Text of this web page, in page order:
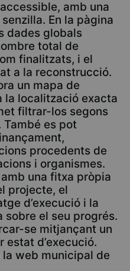
amb una
En la pàgina
dades globals
total de
finalitzats, i el
a la reconstrucció.
un mapa de
la localització exacta
filtrar-los segons
També es pot
procedents de
i organismes.
una fitxa pròpia
projecte, el
d’execució i la
el seu progrés.
se mitjançant un
estat d’execució.
web municipal de